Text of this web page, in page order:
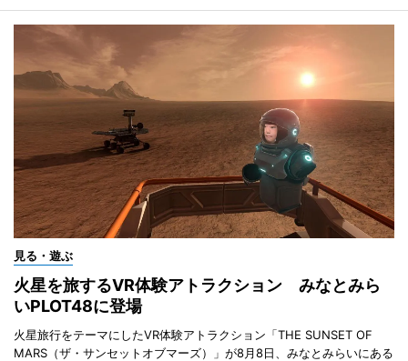
見る・遊ぶ
火星を旅するVR体験アトラクション みなとみら
いPLOT48に登場
火星旅行をテーマにしたVR体験アトラクション「THE SUNSET OF
MARS（ザ・サンセットオブマーズ）」が8月8日、みなとみらいにある